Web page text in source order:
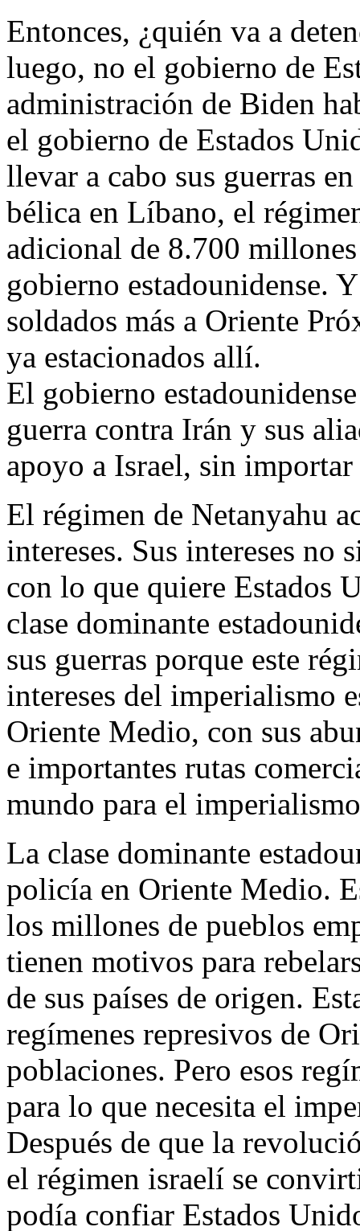
Entonces, ¿quién va a
luego, no el gobierno de
administración de Biden
el gobierno de Estados
llevar a cabo sus guerras
bélica en Líbano, el
adicional de 8.700
gobierno estadounidense.
soldados más a Oriente
ya estacionados allí.
El gobierno
guerra contra Irán y sus
apoyo a Israel, sin
El régimen de Netanyahu
intereses. Sus intereses no
con lo que quiere Estados
clase dominante
sus guerras porque este
intereses del imperialismo
Oriente Medio, con sus
e importantes rutas
mundo para el
La clase dominante
policía en Oriente Medio.
los millones de pueblos
tienen motivos para
de sus países de origen.
regímenes represivos de
poblaciones. Pero esos
para lo que necesita el
Después de que la
el régimen israelí se
podía confiar Estados